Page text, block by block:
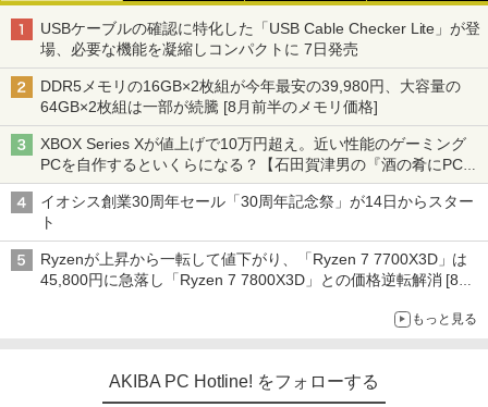
USBケーブルの確認に特化した「USB Cable Checker Lite」が登
場、必要な機能を凝縮しコンパクトに 7日発売
DDR5メモリの16GB×2枚組が今年最安の39,980円、大容量の
64GB×2枚組は一部が続騰 [8月前半のメモリ価格]
XBOX Series Xが値上げで10万円超え。近い性能のゲーミング
PCを自作するといくらになる？【石田賀津男の『酒の肴にPCゲ
ーム』】
イオシス創業30周年セール「30周年記念祭」が14日からスター
ト
Ryzenが上昇から一転して値下がり、「Ryzen 7 7700X3D」は
45,800円に急落し「Ryzen 7 7800X3D」との価格逆転解消 [8月
もっと見る
AKIBA PC Hotline! をフォローする